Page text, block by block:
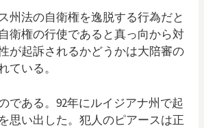
州法の自衛権を逸脱する行為だと
衛権の行使であると真っ向から対
が起訴されるかどうかは大陪審の
ている。
である。92年にルイジアナ州で起
思い出した。犯人のピアースは正